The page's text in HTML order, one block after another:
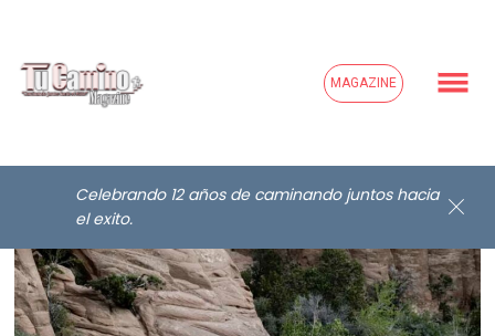
MAGAZINE
Celebrando 12 años de caminando juntos hacia
el exito.